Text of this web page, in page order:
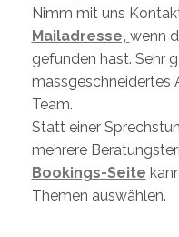
Nimm mit uns
Mailadresse, wenn
gefunden hast. Sehr
massgeschneidertes
Team.
Statt einer
mehrere
Bookings-Seite
Themen auswählen.